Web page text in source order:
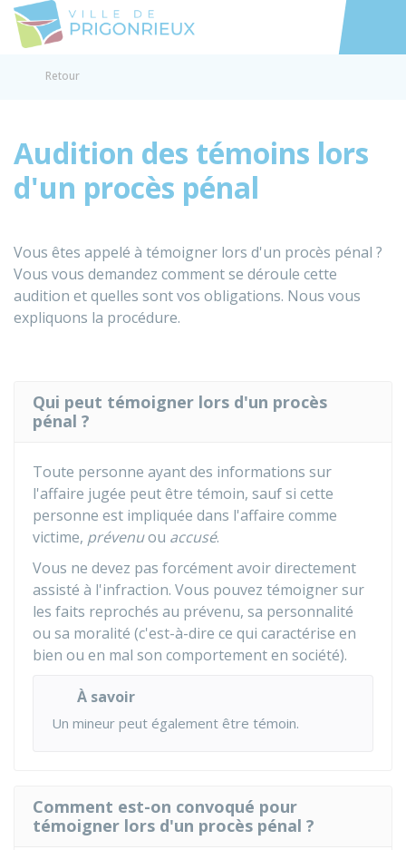
Accéder
Retour
Audition des témoins lors
d'un procès pénal
Vous êtes appelé à témoigner lors d'un procès pénal ?
Vous vous demandez comment se déroule cette
audition et quelles sont vos obligations. Nous vous
expliquons la procédure.
Qui peut témoigner lors d'un procès
pénal ?
Toute personne ayant des informations sur
l'affaire jugée peut être témoin, sauf si cette
personne est impliquée dans l'affaire comme
victime, prévenuou accusé.
Vous ne devez pas forcément avoir directement
assisté à l'infraction. Vous pouvez témoigner sur
les faits reprochés au prévenu, sa personnalité
ou sa moralité (c'est-à-dire ce qui caractérise en
bien ou en mal son comportement en société).
À savoir
Un mineur peut également être témoin.
Comment est-on convoqué pour
témoigner lors d'un procès pénal ?